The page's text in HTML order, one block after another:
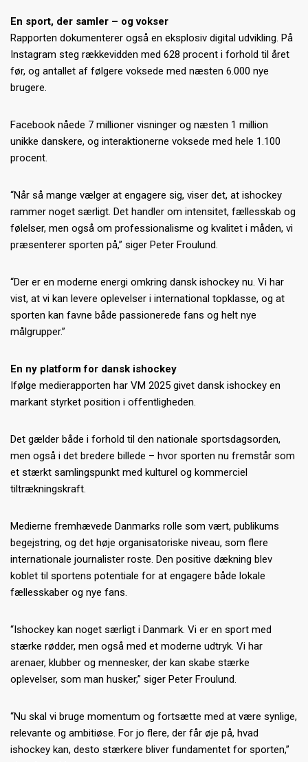
En sport, der samler – og vokser
Rapporten dokumenterer også en eksplosiv digital udvikling. På
Instagram steg rækkevidden med 628 procent i forhold til året
før, og antallet af følgere voksede med næsten 6.000 nye
brugere.
Facebook nåede 7 millioner visninger og næsten 1 million
unikke danskere, og interaktionerne voksede med hele 1.100
procent.
“Når så mange vælger at engagere sig, viser det, at ishockey
rammer noget særligt. Det handler om intensitet, fællesskab og
følelser, men også om professionalisme og kvalitet i måden, vi
præsenterer sporten på,” siger Peter Froulund.
“Der er en moderne energi omkring dansk ishockey nu. Vi har
vist, at vi kan levere oplevelser i international topklasse, og at
sporten kan favne både passionerede fans og helt nye
målgrupper.”
En ny platform for dansk ishockey
Ifølge medierapporten har VM 2025 givet dansk ishockey en
markant styrket position i offentligheden.
Det gælder både i forhold til den nationale sportsdagsorden,
men også i det bredere billede – hvor sporten nu fremstår som
et stærkt samlingspunkt med kulturel og kommerciel
tiltrækningskraft.
Medierne fremhævede Danmarks rolle som vært, publikums
begejstring, og det høje organisatoriske niveau, som flere
internationale journalister roste. Den positive dækning blev
koblet til sportens potentiale for at engagere både lokale
fællesskaber og nye fans.
“Ishockey kan noget særligt i Danmark. Vi er en sport med
stærke rødder, men også med et moderne udtryk. Vi har
arenaer, klubber og mennesker, der kan skabe stærke
oplevelser, som man husker,” siger Peter Froulund.
“Nu skal vi bruge momentum og fortsætte med at være synlige,
relevante og ambitiøse. For jo flere, der får øje på, hvad
ishockey kan, desto stærkere bliver fundamentet for sporten,”